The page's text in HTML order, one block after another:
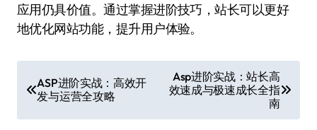
应用仍具价值。通过掌握进阶技巧，站长可以更好
地优化网站功能，提升用户体验。
章
导
ASP进阶实战：高效开
发与运营全攻略
Asp进阶实战：站长高
效速成与极速成长全指
南